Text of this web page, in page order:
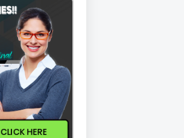
CLICK HERE